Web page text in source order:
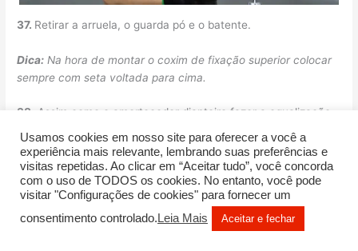
37. Retirar a arruela, o guarda pó e o batente.
Dica: Na hora de montar o coxim de fixação superior colocar
sempre com seta voltada para cima.
38.
Assim como o amortecedor dianteiro fazer a equalização
do amortecedor traseiro
Usamos cookies em nosso site para oferecer a você a
experiência mais relevante, lembrando suas preferências e
visitas repetidas. Ao clicar em “Aceitar tudo”, você concorda
com o uso de TODOS os cookies. No entanto, você pode
visitar "Configurações de cookies" para fornecer um
consentimento controlado. Leia Mais Aceitar e fechar